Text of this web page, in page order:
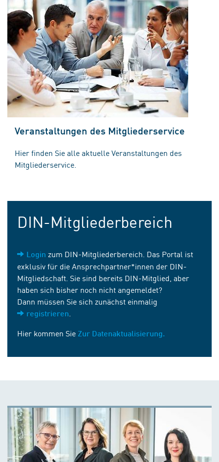
Veranstaltungen des Mitgliederservice
Hier finden Sie alle aktuelle Veranstaltungen des
Mitgliederservice.
DIN-Mitgliederbereich
Login zum DIN-Mitgliederbereich. Das Portal ist
exklusiv für die Ansprechpartner*innen der DIN-
Mitgliedschaft. Sie sind bereits DIN-Mitglied, aber
haben sich bisher noch nicht angemeldet?
Dann müssen Sie sich zunächst einmalig
registrieren
Hier kommen Sie Zur Datenaktualisierung.